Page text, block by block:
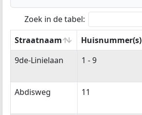
Zoek in de tabel:
Straatnaam
Huisnummer(s)
Straatnaam
Huisnummer(s)
9de-Linielaan 1 - 9
Abdisweg 11